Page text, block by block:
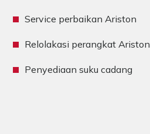
Service perbaikan Ariston
Relolakasi perangkat Ariston
Penyediaan suku cadang